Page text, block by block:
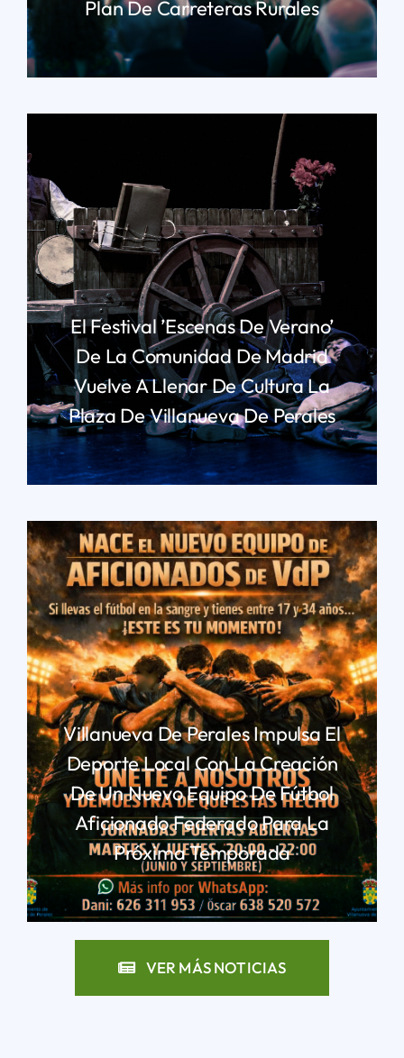
Plan De Carreteras Rurales
LEER MÁS
El Festival ’Escenas De Verano’
De La Comunidad De Madrid
Vuelve A Llenar De Cultura La
Plaza De Villanueva De Perales
LEER MÁS
Villanueva De Perales Impulsa El
Deporte Local Con La Creación
De Un Nuevo Equipo De Fútbol
Aficionado Federado Para La
Próxima Temporada
LEER MÁS
VER MÁS NOTICIAS